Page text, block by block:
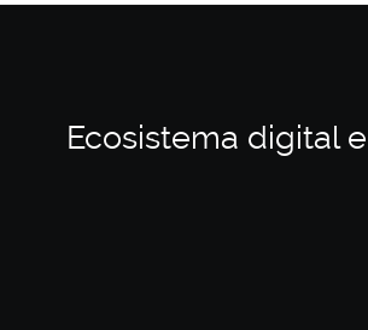
Ecosistema digital